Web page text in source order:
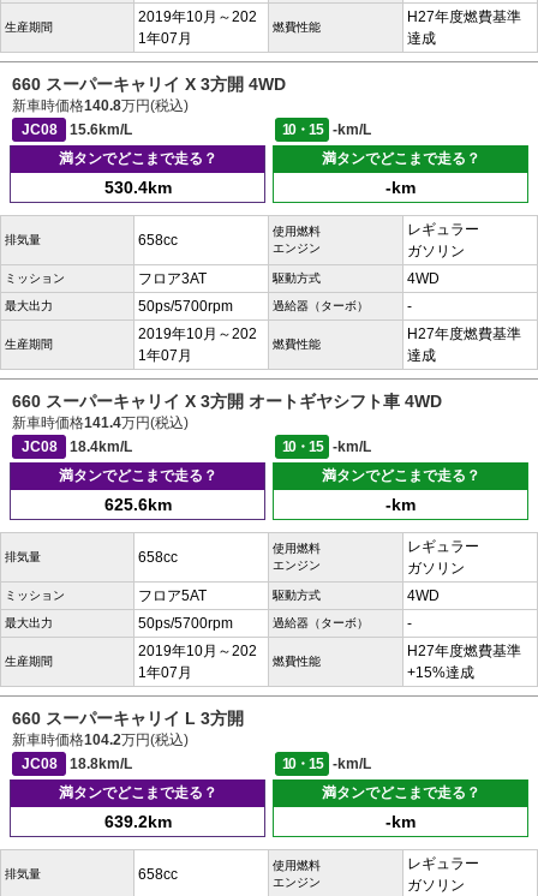
生産期間
2019年10月～202
1年07月
燃費性能
H27年度燃費基準
達成
660 スーパーキャリイ X 3方開 4WD
新車時価格140.8万円(税込)
JC08
15.6km/L 10・15
-km/L
満タンでどこまで走る？
530.4km
満タンでどこまで走る？
-km
排気量 658cc
使用燃料
エンジン
レギュラー
ガソリン
ミッション フロア3AT 駆動方式 4WD
最大出力 50ps/5700rpm 過給器（ターボ） -
生産期間
2019年10月～202
1年07月
燃費性能
H27年度燃費基準
達成
660 スーパーキャリイ X 3方開 オートギヤシフト車 4WD
新車時価格141.4万円(税込)
JC08
18.4km/L 10・15
-km/L
満タンでどこまで走る？
625.6km
満タンでどこまで走る？
-km
排気量 658cc
使用燃料
エンジン
レギュラー
ガソリン
ミッション フロア5AT 駆動方式 4WD
最大出力 50ps/5700rpm 過給器（ターボ） -
生産期間
2019年10月～202
1年07月
燃費性能
H27年度燃費基準
+15%達成
660 スーパーキャリイ L 3方開
新車時価格104.2万円(税込)
JC08
18.8km/L 10・15
-km/L
満タンでどこまで走る？
639.2km
満タンでどこまで走る？
-km
排気量 658cc
使用燃料
エンジン
レギュラー
ガソリン